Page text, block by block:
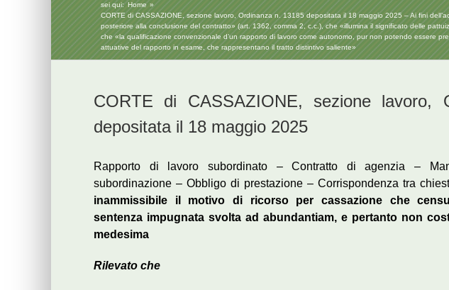
sei qui: Home
CORTE di CASSAZIONE, sezione lavoro, Ordinanza n. 13185 depositata il 18 maggio 2025 – Ai fini
posteriore alla conclusione del contratto» (art. 1362, comma 2, c.c.), che «illumina il significato delle
che «la qualificazione convenzionale d’un rapporto di lavoro come autonomo, pur non potendo essere
attuative del rapporto in esame, che rappresentano il tratto distintivo saliente»
CORTE di CASSAZIONE, sezione lavoro,
depositata il 18 maggio 2025
Rapporto di lavoro subordinato – Contratto di agenzia –
subordinazione – Obbligo di prestazione – Corrispondenza tra
inammissibile il motivo di ricorso per cassazione che
sentenza impugnata svolta ad abundantiam, e pertanto non
medesima
Rilevato che